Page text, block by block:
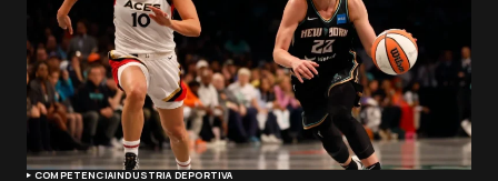
COMPETENCIAINDUSTRIA DEPORTIVA